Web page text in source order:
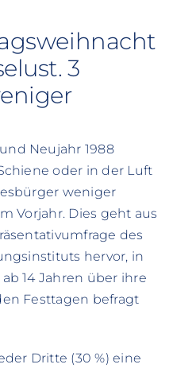
3
Neujahr 1988
oder in der Luft
weniger
Vorjahr. Dies geht aus
des
hervor, in
14 Jahren über ihre
Festtagen befragt
Dritte (30 %) eine